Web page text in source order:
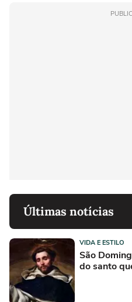
Últimas notícias
VIDA E ESTILO
São
do santo